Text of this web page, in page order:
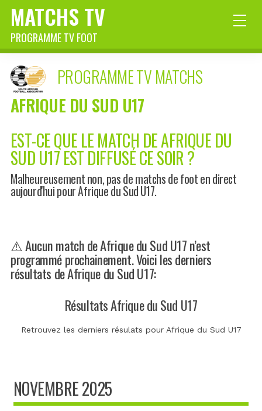
MATCHS TV
PROGRAMME TV FOOT
PROGRAMME TV MATCHS
AFRIQUE DU SUD U17
EST-CE QUE LE MATCH DE AFRIQUE DU
SUD U17 EST DIFFUSÉ CE SOIR ?
Malheureusement non, pas de matchs de foot en direct
aujourd'hui pour Afrique du Sud U17.
⚠️ Aucun match de Afrique du Sud U17 n’est
programmé prochainement. Voici les derniers
résultats de Afrique du Sud U17:
Résultats Afrique du Sud U17
Retrouvez les derniers résulats pour Afrique du Sud U17
NOVEMBRE 2025